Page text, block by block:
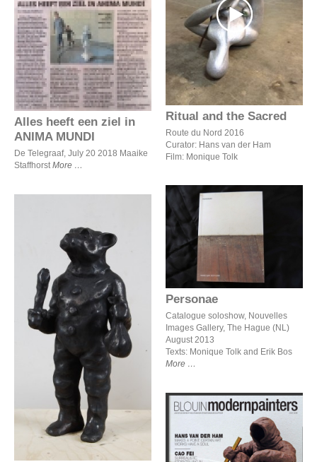
Personae
Personae
Catalogue soloshow, Nouvelles
Images Gallery, The Hague (NL)
August 2013
Texts: Monique Tolk and Erik Bos
More
Alles heeft een ziel in
ANIMA MUNDI
Alles heeft een ziel in
ANIMA MUNDI
De Telegraaf, July 20 2018 Maaike
Staffhorst More
Ritual and the Sacred
Ritual and the Sacred
Route du Nord 2016
Curator: Hans van der Ham
Film: Monique Tolk
Hans van der Ham makes
Beeldentuin 2017,
Ravesteyn Heenvliet